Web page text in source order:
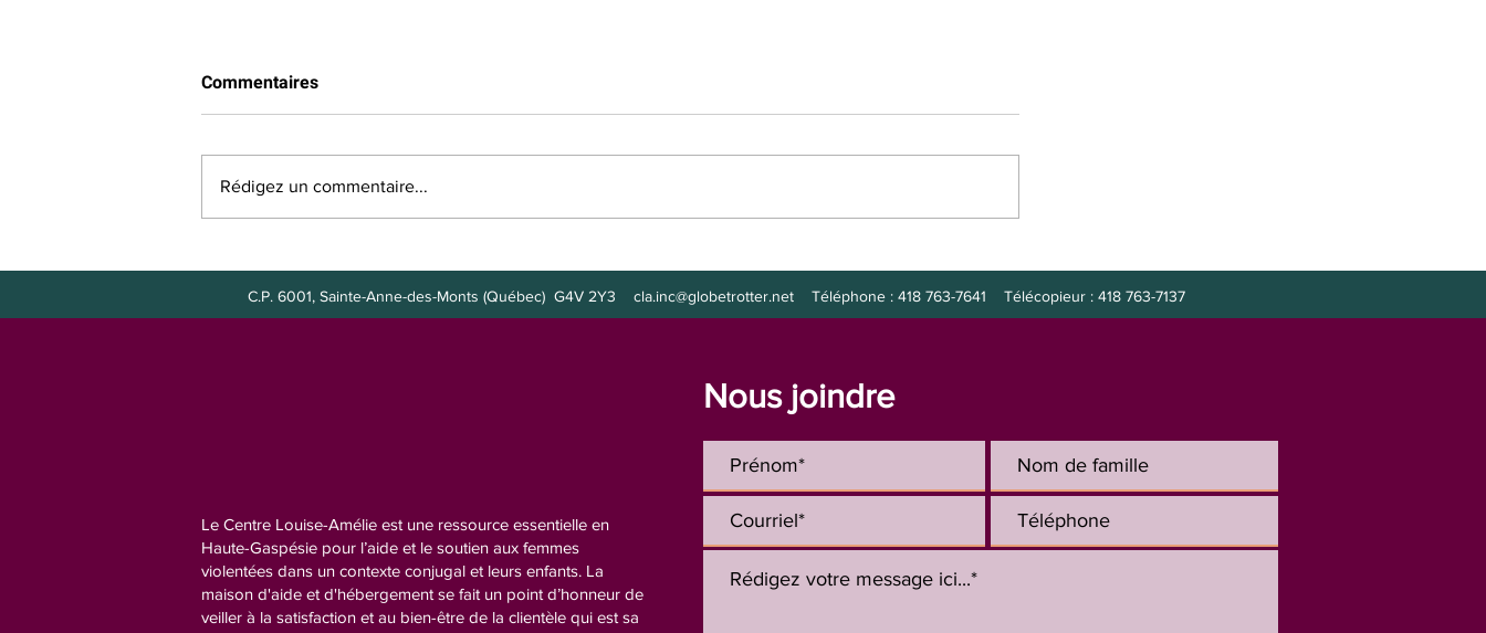
Commentaires
Rédigez un commentaire...
C.P. 6001, Sainte-Anne-des-Monts (Québec) G4V 2Y3 cla.inc@globetrotter.net Téléphone : 418 763-7641 Télécopieur : 418 763-7137
Le Centre Louise-Amélie est une ressource essentielle en
Haute-Gaspésie pour l’aide et le soutien aux femmes
violentées dans un contexte conjugal et leurs enfants. La
maison d'aide et d'hébergement se fait un point d’honneur de
veiller à la satisfaction et au bien-être de la clientèle qui est sa
Nous joindre